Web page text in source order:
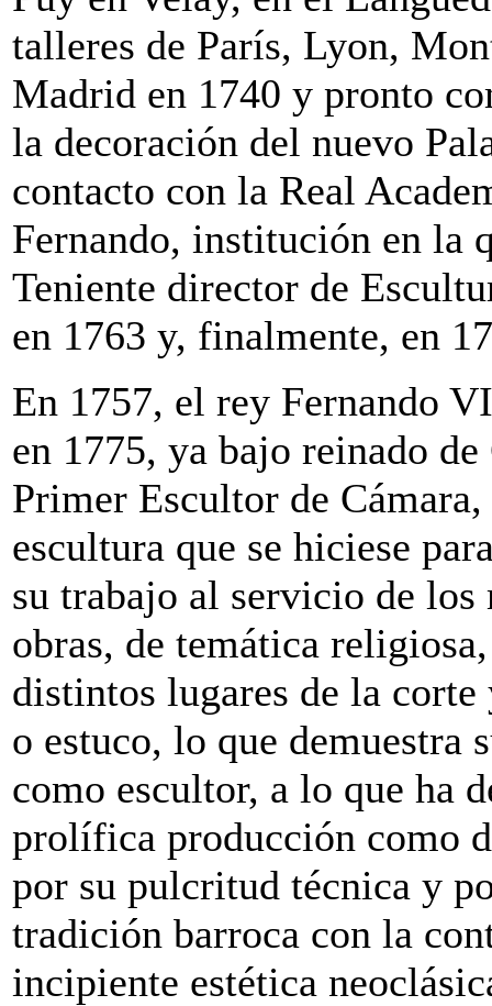
talleres de París, Lyon,
Madrid en 1740 y pronto
la decoración del nuevo
contacto con la Real
Fernando, institución en la
Teniente director de
en 1763 y, finalmente, en
En 1757, el rey Fernando
en 1775, ya bajo reinado
Primer Escultor de
escultura que se hiciese
su trabajo al servicio de los
obras, de temática
distintos lugares de la
o estuco, lo que demuestra
como escultor, a lo que ha
prolífica producción como
por su pulcritud técnica y
tradición barroca con la
incipiente estética